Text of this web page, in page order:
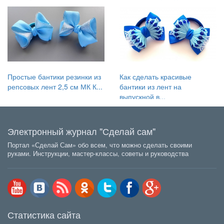
Простые бантики резинки из
репсовых лент 2,5 см МК К...
Как сделать красивые
бантики из лент на
выпускной в...
Электронный журнал "Сделай сам"
Портал «Сделай Сам» обо всем, что можно сделать своими
руками. Инструкции, мастер-классы, советы и руководства
Статистика сайта